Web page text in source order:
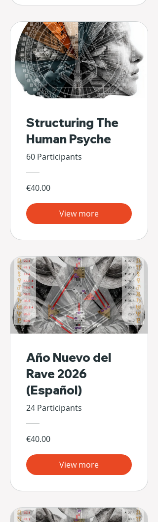
Structuring The
Human Psyche
60 Participants
€40.00
View more
Año Nuevo del
Rave 2026
(Español)
24 Participants
€40.00
View more